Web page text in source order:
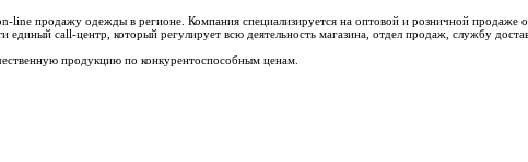
продажу одежды в регионе. Компания специализируется на оптовой и розничной продаже
call-центр, который регулирует всю деятельность магазина, отдел продаж, службу
продукцию по конкурентоспособным ценам.